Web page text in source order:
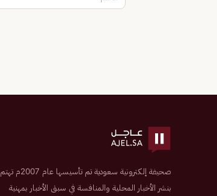
صحيفة إلكترونية سعودية تم تأسيسها عام 2007م تهتم
بنشر الأخبار المحلية والمنافسة في سبق الأخبار بمهنية